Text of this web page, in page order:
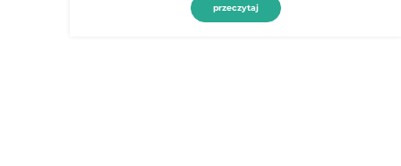
przeczytaj